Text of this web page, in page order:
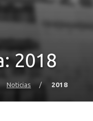
2018
Noticias / 2018